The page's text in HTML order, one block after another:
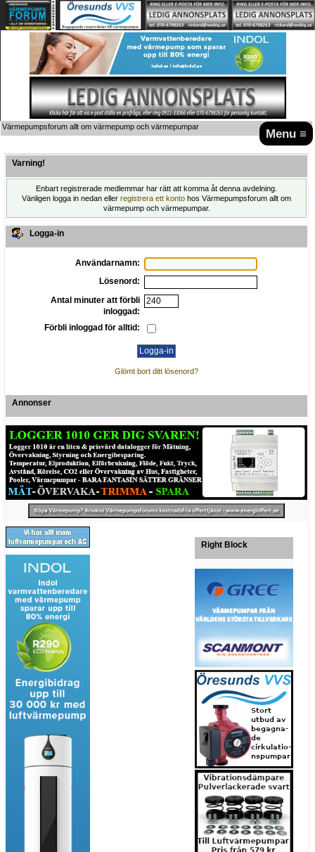
Menu ≡
Värmepumpsforum allt om värmepump och värmepumpar
Varning!
Enbart registrerade medlemmar har rätt att komma åt denna avdelning.
Vänligen logga in nedan eller registrera ett konto hos Värmepumpsforum allt om
värmepump och värmepumpar.
Logga-in
Användarnamn:
Lösenord:
Antal minuter att förbli
inloggad:
Förbli inloggad för alltid:
Glömt bort ditt lösenord?
Annonser
Right Block